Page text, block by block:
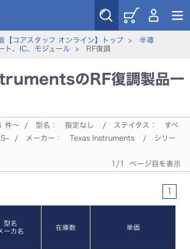
【コアスタッフ オンライン】トップ> 半導
ト、IC、モジュール> RF復調
のRF復調製品一
件～ / 型名： 指定なし / ステイタス：
すべ
/ メーカー： Texas Instruments
/ シリー
1/1 ページ目を表示
1
型名
ーカ名
在庫数 単価